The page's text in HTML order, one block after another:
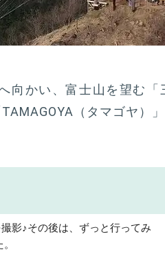
向かい、富士山を望む「
（タマゴヤ）」
影♪その後は、ずっと行ってみ